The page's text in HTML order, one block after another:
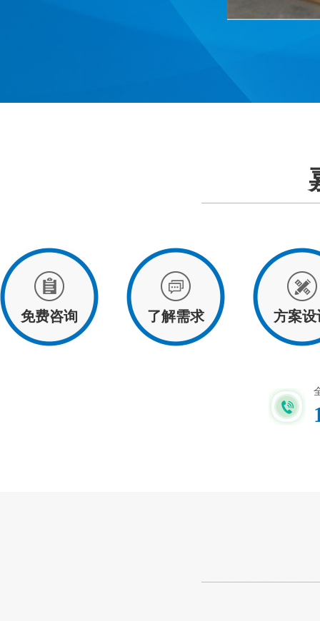
免费咨询 了解需求 方案设